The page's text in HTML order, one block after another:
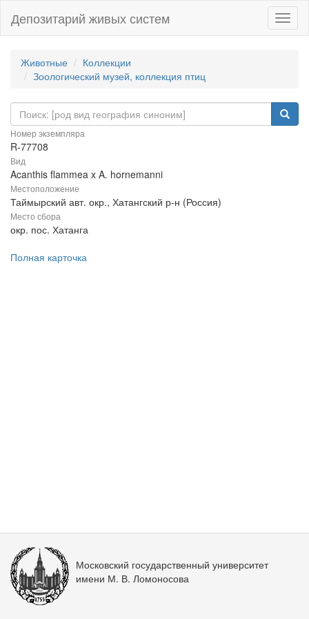
Депозитарий живых систем
Животные
Коллекции
Зоологический музей, коллекция птиц
Номер экземпляра
R-77708
Вид
Acanthis flammea x A. hornemanni
Местоположение
Таймырский авт. окр., Хатангский р-н (Россия)
Место сбора
окр. пос. Хатанга
Полная карточка
Московский государственный университет
имени М. В. Ломоносова